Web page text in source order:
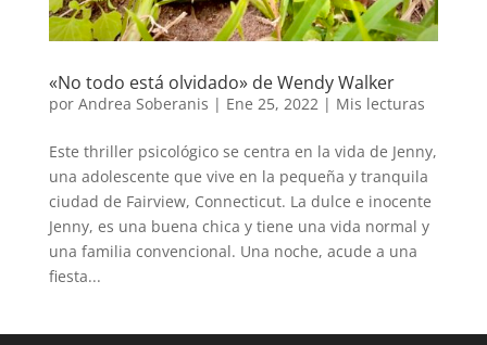
«No todo está olvidado» de Wendy Walker
por Andrea Soberanis | Ene 25, 2022| Mis lecturas
Este thriller psicológico se centra en la vida de Jenny,
una adolescente que vive en la pequeña y tranquila
ciudad de Fairview, Connecticut. La dulce e inocente
Jenny, es una buena chica y tiene una vida normal y
una familia convencional. Una noche, acude a una
fiesta...